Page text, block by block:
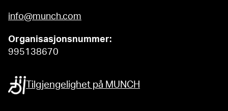
info@munch.com
Organisasjonsnummer:
995138670
Tilgjengelighet på MUNCH